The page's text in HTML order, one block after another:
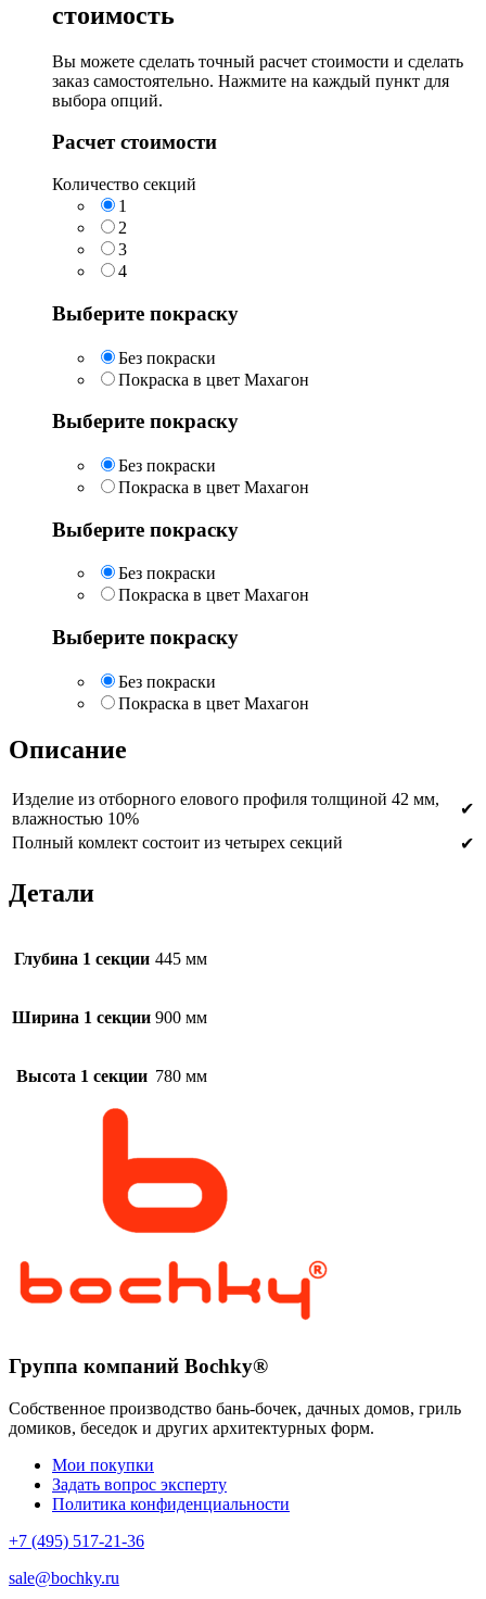
стоимость
Вы можете сделать точный расчет стоимости и сделать
заказ самостоятельно. Нажмите на каждый пункт для
выбора опций.
Расчет стоимости
Количество секций
1
2
3
4
Выберите покраску
Без покраски
Покраска в цвет Махагон
Выберите покраску
Без покраски
Покраска в цвет Махагон
Выберите покраску
Без покраски
Покраска в цвет Махагон
Выберите покраску
Без покраски
Покраска в цвет Махагон
Описание
Изделие из отборного елового профиля толщиной 42 мм,
влажностью 10%
✔
Полный комлект состоит из четырех секций
✔
Детали
Глубина 1 секции 445 мм
Ширина 1 секции 900 мм
Высота 1 секции 780 мм
Группа компаний Bochky®
Собственное производство бань-бочек, дачных домов, гриль
домиков, беседок и других архитектурных форм.
Мои покупки
Задать вопрос эксперту
Политика конфиденциальности
+7 (495) 517-21-36
sale@bochky.ru